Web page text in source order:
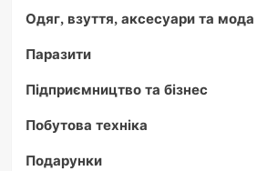
Одяг, взуття, аксесуари та мода
Паразити
Підприємництво та бізнес
Побутова техніка
Подарунки